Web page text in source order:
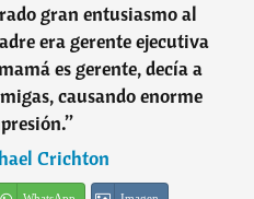
gran entusiasmo al
era gerente ejecutiva
es gerente, decía a
causando enorme
”
Crichton